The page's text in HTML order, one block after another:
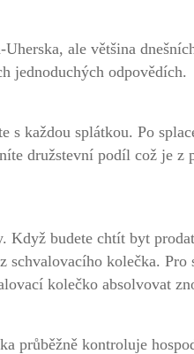
ale většina
jednoduchých odpovědích.
s každou splátkou. Po
družstevní podíl což je z
budete chtít byt
schvalovacího kolečka.
kolečko absolvovat
průběžně kontroluje